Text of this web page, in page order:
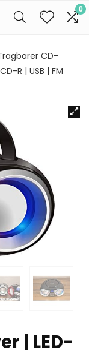
0
CD-
R | USB | FM
| LED-